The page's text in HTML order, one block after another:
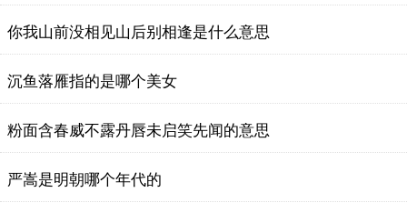
你我山前没相见山后别相逢是什么意思
沉鱼落雁指的是哪个美女
粉面含春威不露丹唇未启笑先闻的意思
严嵩是明朝哪个年代的